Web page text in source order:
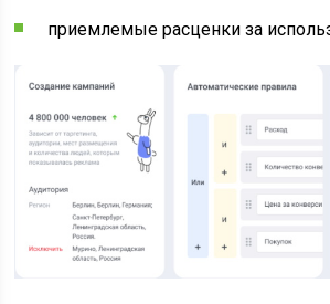
приемлемые расценки за